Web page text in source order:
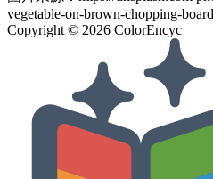
vegetable-on-brown-chopping-
Copyright © 2026 ColorEncyc